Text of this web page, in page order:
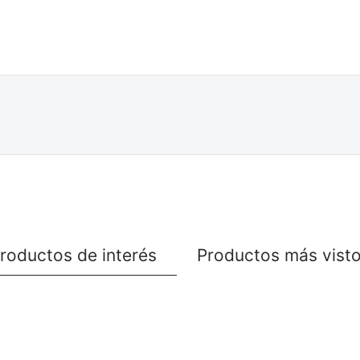
de interés Productos más